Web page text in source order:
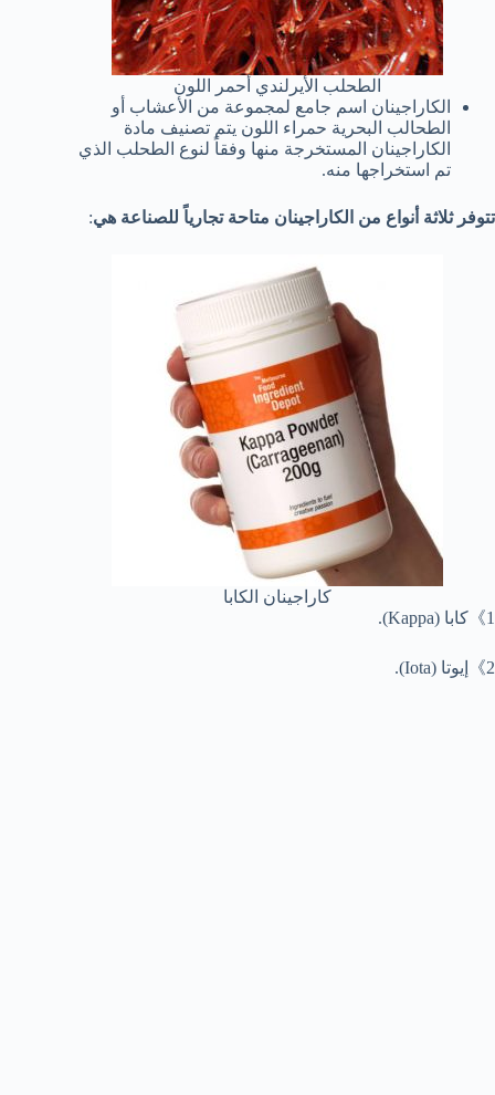
الطحلب الأيرلندي أحمر اللون
الكاراجينان اسم جامع لمجموعة من الأعشاب أو
الطحالب البحرية حمراء اللون يتم تصنيف مادة
الكاراجينان المستخرجة منها وفقاً لنوع الطحلب الذي
تم استخراجها منه.
تتوفر ثلاثة أنواع من الكاراجينان متاحة تجارياً للصناعة هي:
كاراجينان الكابا
1》كابا (Kappa).
2》إيوتا (Iota).